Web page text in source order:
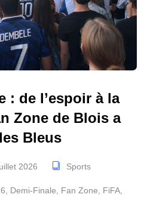
: de l’espoir à la
Zone de Blois a
Bleus
2026 Sports
Demi-Finale Fan Zone FiFA